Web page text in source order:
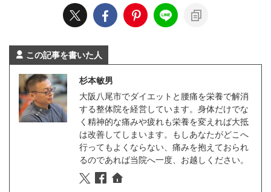
この記事を書いた人
杉本敏男
大阪八尾市でダイエットと腰痛を栄養で解消
する整体院を経営しています。身体だけでな
く精神的な痛みや疲れも栄養を変えれば大抵
は改善してしまいます。もしあなたがどこへ
行ってもよくならない、痛みを抱えておられ
るのであれば当院へ一度、お越しください。